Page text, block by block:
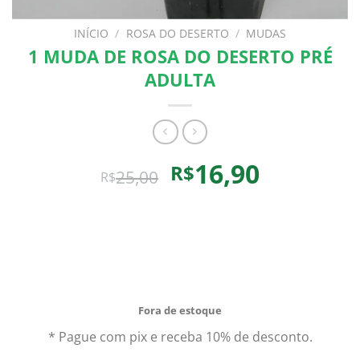
INÍCIO / ROSA DO DESERTO / MUDAS
1 MUDA DE ROSA DO DESERTO PRÉ
ADULTA
R$25,00 O
preço
R$16,90O
preço
Fora de estoque
* Pague com pix e receba 10% de desconto.